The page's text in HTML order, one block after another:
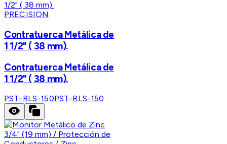
PRECISION
Contratuerca Metálica de
1 1/2" ( 38 mm).
Contratuerca Metálica de
1 1/2" ( 38 mm).
PST-RLS-150PST-RLS-150